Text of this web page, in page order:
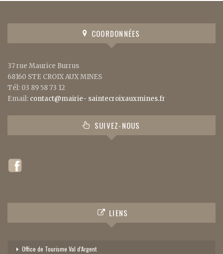
COORDONNÉES
37 rue Maurice Burrus
68160 STE CROIX AUX MINES
Tél: 03 89 58 73 12
Email: contact@mairie- saintecroixauxmines.fr
SUIVEZ-NOUS
LIENS
Office de Tourisme Val d’Argent